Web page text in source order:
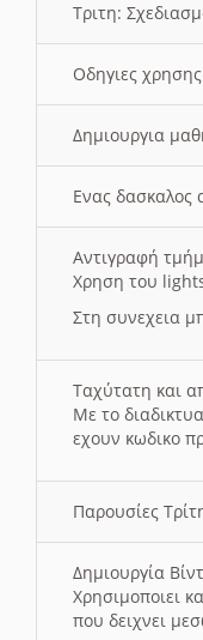
Τριτη:
Οδηγιες
Δημιουργια
Ενας δασκαλος
Αντιγραφή
Χρηση του
Στη συνεχεια
Ταχύτατη και
Με το
εχουν κωδικο
Παρουσίες
Δημιουργία
Χρησιμοποιει
που δειχνει